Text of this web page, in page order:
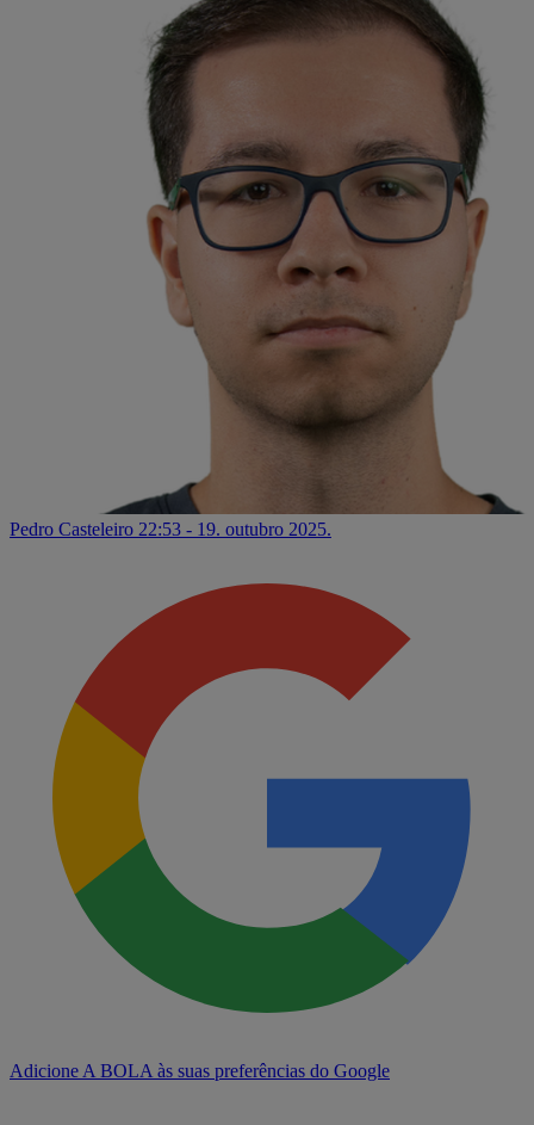
Pedro Casteleiro 22:53 - 19. outubro 2025.
Adicione A BOLA às suas preferências do Google